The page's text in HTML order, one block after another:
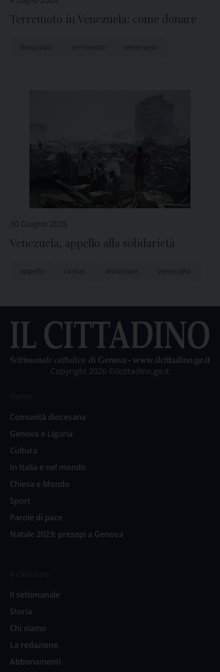
Terremoto in Venezuela: come donare
donazioni terremoto venezuela
30 Giugno 2026
Venezuela, appello alla solidarietà
appello caritas donazioni venezuela
Copyright 2026 ©ilcittadino.ge.it
Comunità diocesana
Genova e Liguria
Cultura
In Italia e nel mondo
Chiesa e Mondo
Sport
Parole di pace
Natale 2023: presepi a Genova
Il settimanale
Storia
Chi siamo
La redazione
Abbonamenti